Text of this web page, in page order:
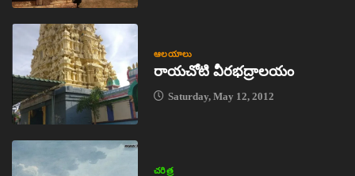
ఆలయాలు
రాయచోటి వీరభద్రాలయం
Saturday, May 12, 2012
చరిత్ర